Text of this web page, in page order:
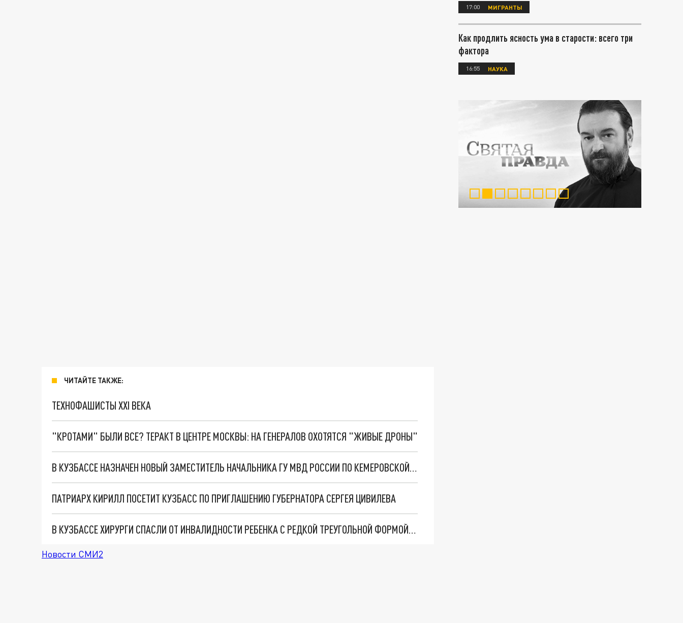
ЧИТАЙТЕ ТАКЖЕ:
ТЕХНОФАШИСТЫ XXI ВЕКА
"КРОТАМИ" БЫЛИ ВСЕ? ТЕРАКТ В ЦЕНТРЕ МОСКВЫ: НА ГЕНЕРАЛОВ ОХОТЯТСЯ "ЖИВЫЕ ДРОНЫ"
В КУЗБАССЕ НАЗНАЧЕН НОВЫЙ ЗАМЕСТИТЕЛЬ НАЧАЛЬНИКА ГУ МВД РОССИИ ПО КЕМЕРОВСКОЙ ОБЛАСТИ
ПАТРИАРХ КИРИЛЛ ПОСЕТИТ КУЗБАСС ПО ПРИГЛАШЕНИЮ ГУБЕРНАТОРА СЕРГЕЯ ЦИВИЛЕВА
В КУЗБАССЕ ХИРУРГИ СПАСЛИ ОТ ИНВАЛИДНОСТИ РЕБЕНКА С РЕДКОЙ ТРЕУГОЛЬНОЙ ФОРМОЙ ЧЕРЕПА
Новости СМИ2
17:00 МИГРАНТЫ
Как продлить ясность ума в старости: всего три
фактора
16:55 НАУКА